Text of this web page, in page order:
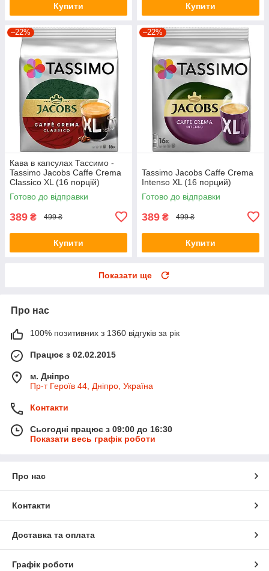
Купити Купити
–22%
Кава в капсулах Тассимо -
Tassimo Jacobs Caffe Crema
Classico XL (16 порцій)
Готово до відправки
389 ₴ 499 ₴
Купити
–22%
Tassimo Jacobs Caffe Crema
Intenso XL (16 порций)
Готово до відправки
389 ₴ 499 ₴
Купити
Показати ще
Про нас
100% позитивних з 1360 відгуків за рік
Працює з 02.02.2015
м. Дніпро
Пр-т Героїв 44, Дніпро, Україна
Контакти
Сьогодні працює з 09:00 до 16:30
Показати весь графік роботи
Про нас
Контакти
Доставка та оплата
Графік роботи